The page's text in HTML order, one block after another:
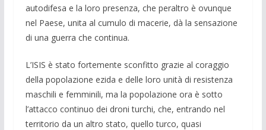
autodifesa e la loro presenza, che peraltro è ovunque
nel Paese, unita al cu­mulo di macerie, dà la sensazione
di una guerra che continua.
L’ISIS è stato fortemente sconfitto grazie al coraggio
della po­polazione ezida e delle loro unità di resistenza
maschili e fem­minili, ma la popolazione ora è sotto
l’attacco continuo dei dro­ni turchi, che, entrando nel
territorio da un altro stato, quello turco, quasi